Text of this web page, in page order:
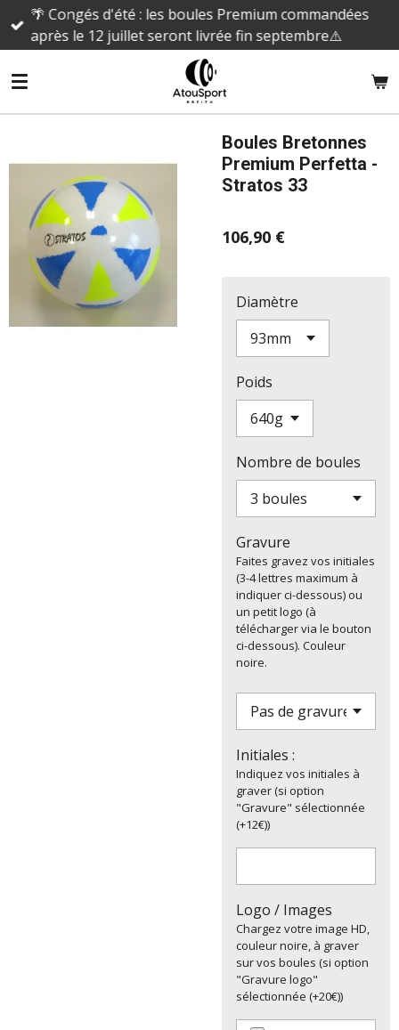
Passer
principal
🌴 Congés d'été : les boules Premium commandées
après le 12 juillet seront livrée fin septembre⚠️
Boules Bretonnes
Premium Perfetta -
Stratos 33
106,90 €
Diamètre
Poids
Nombre de boules
Gravure
Faites gravez vos initiales
(3-4 lettres maximum à
indiquer ci-dessous) ou
un petit logo (à
télécharger via le bouton
ci-dessous). Couleur
noire.
Initiales :
Indiquez vos initiales à
graver (si option
"Gravure" sélectionnée
(+12€))
Logo / Images
Chargez votre image HD,
couleur noire, à graver
sur vos boules (si option
"Gravure logo"
sélectionnée (+20€))